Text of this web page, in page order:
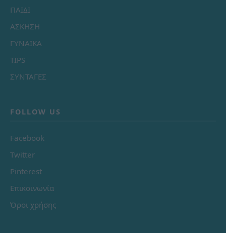
ΠΑΙΔΙ
ΑΣΚΗΣΗ
ΓΥΝΑΙΚΑ
TIPS
ΣΥΝΤΑΓΕΣ
FOLLOW US
Facebook
Twitter
Pinterest
Επικοινωνία
Όροι χρήσης